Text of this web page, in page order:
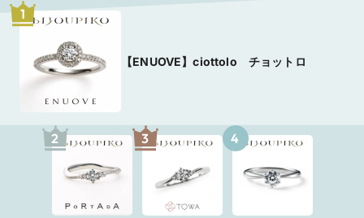
1
【ENUOVE】ciottolo チョットロ
2 3 4